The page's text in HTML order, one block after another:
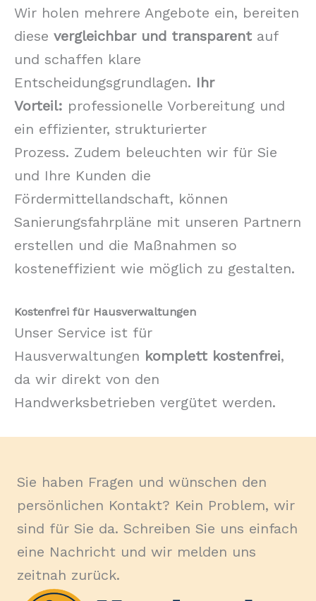
Wir holen mehrere Angebote ein, bereiten
diese vergleichbar und transparent auf
und schaffen klare
Entscheidungsgrundlagen. Ihr
Vorteil: professionelle Vorbereitung und
ein effizienter, strukturierter
Prozess. Zudem beleuchten wir für Sie
und Ihre Kunden die
Fördermittellandschaft, können
Sanierungsfahrpläne mit unseren Partnern
erstellen und die Maßnahmen so
kosteneffizient wie möglich zu gestalten.
Kostenfrei für Hausverwaltungen
Unser Service ist für
Hausverwaltungen komplett kostenfrei,
da wir direkt von den
Handwerksbetrieben vergütet werden.
Sie haben Fragen und wünschen den
persönlichen Kontakt? Kein Problem, wir
sind für Sie da. Schreiben Sie uns einfach
eine Nachricht und wir melden uns
zeitnah zurück.